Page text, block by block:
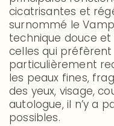
cicatrisantes et
surnommé le
technique douce
celles qui
particulièrement
les peaux fines,
des yeux, visage,
autologue, il n’y a
possibles.